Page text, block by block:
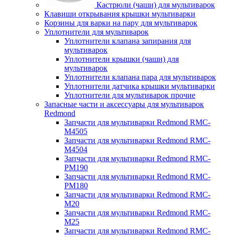
Кастрюли (чаши) для мультиварок
Клавиши открывания крышки мультиварки
Корзины для варки на пару для мультиварок
Уплотнители для мультиварок
Уплотнители клапана запирания для
мультиварок
Уплотнители крышки (чаши) для
мультиварок
Уплотнители клапана пара для мультиварок
Уплотнители датчика крышки мультиварки
Уплотнители для мультиварок прочие
Запасные части и аксессуары для мультиварок
Redmond
Запчасти для мультиварки Redmond RMC-
M4505
Запчасти для мультиварки Redmond RMC-
M4504
Запчасти для мультиварки Redmond RMC-
PM190
Запчасти для мультиварки Redmond RMC-
PM180
Запчасти для мультиварки Redmond RMC-
M20
Запчасти для мультиварки Redmond RMC-
M25
Запчасти для мультиварки Redmond RMC-